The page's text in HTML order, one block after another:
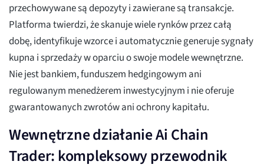
przechowywane są depozyty i zawierane są transakcje.
Platforma twierdzi, że skanuje wiele rynków przez całą
dobę, identyfikuje wzorce i automatycznie generuje sygnały
kupna i sprzedaży w oparciu o swoje modele wewnętrzne.
Nie jest bankiem, funduszem hedgingowym ani
regulowanym menedżerem inwestycyjnym i nie oferuje
gwarantowanych zwrotów ani ochrony kapitału.
Wewnętrzne działanie Ai Chain
Trader: kompleksowy przewodnik